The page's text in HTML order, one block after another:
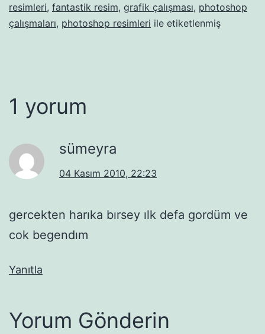
resimleri, fantastik resim, grafik çalışması, photoshop
çalışmaları, photoshop resimleri ile etiketlenmiş
1 yorum
sümeyra
04 Kasım 2010, 22:23
gercekten harıka bırsey ılk defa gordüm ve
cok begendım
Yanıtla
Yorum Gönderin